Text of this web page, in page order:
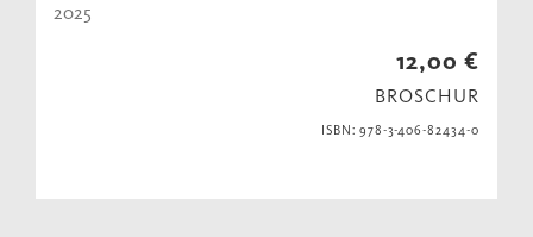
2025
12,00 €
BROSCHUR
ISBN: 978-3-406-82434-0